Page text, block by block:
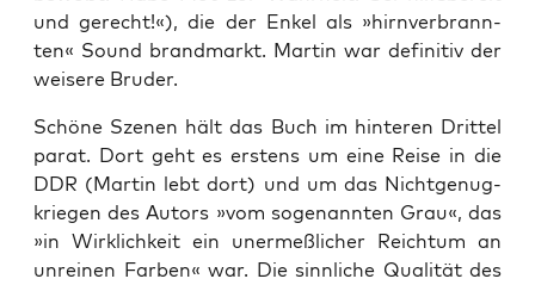
und gerecht!«), die der Enkel als »hirn­ver­brann­
ten« Sound brand­markt. Mar­tin war defi­ni­tiv der
wei­se­re Bruder.
Schö­ne Sze­nen hält das Buch im hin­te­ren Drit­tel
parat. Dort geht es ers­tens um eine Rei­se in die
DDR (Mar­tin lebt dort) und um das Nicht­ge­nug­
krie­gen des Autors »vom soge­nann­ten Grau«, das
»in Wirk­lich­keit ein uner­meß­li­cher Reich­tum an
unrei­nen Far­ben« war. Die sinn­li­che Qua­li­tät des